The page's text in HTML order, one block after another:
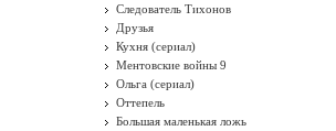
Следователь Тихонов
Друзья
Кухня (сериал)
Ментовские войны 9
Ольга (сериал)
Оттепель
Большая маленькая ложь